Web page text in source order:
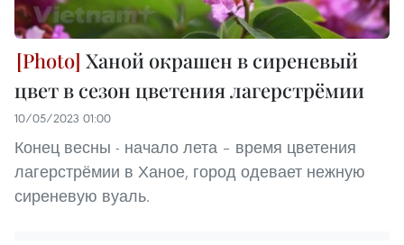
Ханой окрашен в сиреневый
цвет в сезон цветения лагерстрёмии
10/05/2023 01:00
Конец весны - начало лета – время цветения
лагерстрёмии в Ханое, город одевает нежную
сиреневую вуаль.